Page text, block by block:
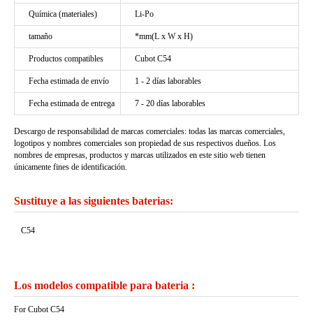
Química (materiales) Li-Po
tamaño *mm(L x W x H)
Productos compatibles Cubot C54
Fecha estimada de envío 1 - 2 días laborables
Fecha estimada de entrega 7 - 20 días laborables
Descargo de responsabilidad de marcas comerciales: todas las marcas comerciales,
logotipos y nombres comerciales son propiedad de sus respectivos dueños. Los
nombres de empresas, productos y marcas utilizados en este sitio web tienen
únicamente fines de identificación.
Sustituye a las siguientes baterias:
C54
Los modelos compatible para bateria :
For Cubot C54